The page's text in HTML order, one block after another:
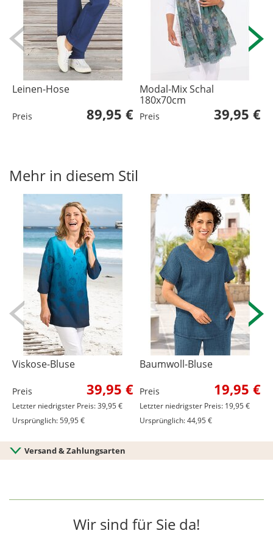
Leinen-Hose
Preis 89,95 €
Modal-Mix Schal
180x70cm
Preis 39,95 €
Mehr in diesem Stil
Viskose-Bluse
Preis 39,95 €
Letzter niedrigster Preis: 39,95 €
Ursprünglich: 59,95 €
Baumwoll-Bluse
Preis 19,95 €
Letzter niedrigster Preis: 19,95 €
Ursprünglich: 44,95 €
Versand & Zahlungsarten
Wir sind für Sie da!